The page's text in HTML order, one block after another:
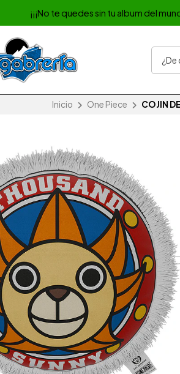
¡¡¡No te quedes sin tu album del
Inicio One Piece COJIN